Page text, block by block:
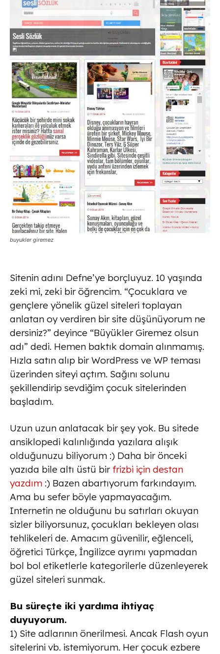
buyukler giremez
Sitenin adını Defne’ye borçluyuz. 10 yaşında
zeki mi, zeki bir öğrencim. “Çocuklara ve
gençlere yönelik güzel siteleri toplayan
anlatan oy verdiren bir site düşünüyorum ne
dersiniz?” deyince “Büyükler Giremez olsun
adı” dedi. Hemen baktık domain alınmamış.
Hızla satın alıp bir WordPress ve WP teması
üzerinden siteyi açtım. Sağını solunu
şekillendirip sevdiğim çocuk sitelerinden
başladım.
Uzun uzun anlatacak bir şey yok. Bu sitede
ansiklopedi kalınlığında yazılara alışık
olduğunuzu biliyorum :) Daha bir önceki
yazıda bile altı üstü birfrizbi için destan
yazdım :) Bazen abartıyorum farkındayım.
Ama bu sefer böyle yapmayacağım.
Internetin ne olduğunu bu satırları okuyan
sizler biliyorsunuz, çocukları bekleyen olası
tehlikeleri de. Amacım güvenilir, eğlenceli,
öğretici Türkçe, İngilizce ayrımı yapmadan
bol bol etiketlerle kategorilerle düzenleyerek
güzel siteleri sunmak.
Bu süreçte iki yardıma ihtiyaç
duyuyorum.
1) Site adlarının önerilmesi. Ancak Flash oyun
sitelerini vb. istemiyorum. Her çocuk ezbere